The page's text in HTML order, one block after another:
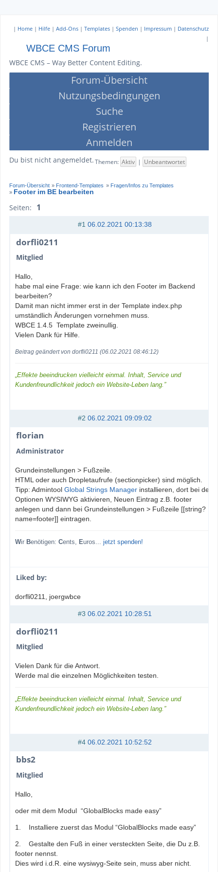
| Home | Hilfe | Add-Ons | Templates | Spenden | Impressum | Datenschutz
|
WBCE CMS Forum
WBCE CMS – Way Better Content Editing.
Forum-Übersicht
Nutzungsbedingungen
Suche
Registrieren
Anmelden
Du bist nicht angemeldet. Themen: Aktiv | Unbeantwortet
Forum-Übersicht » Frontend-Templates » Fragen/Infos zu Templates
» Footer im BE bearbeiten
Seiten: 1
#1 06.02.2021 00:13:38
dorfli0211
Mitglied
Hallo,
habe mal eine Frage: wie kann ich den Footer im Backend
bearbeiten?
Damit man nicht immer erst in der Template index.php
umständlich Änderungen vornehmen muss.
WBCE 1.4.5 Template zweinullig.
Vielen Dank für Hilfe.
Beitrag geändert von dorfli0211 (06.02.2021 08:46:12)
„Effekte beeindrucken vielleicht einmal. Inhalt, Service und
Kundenfreundlichkeit jedoch ein Website-Leben lang.”
#2 06.02.2021 09:09:02
florian
Administrator
Grundeinstellungen > Fußzeile.
HTML oder auch Dropletaufrufe (sectionpicker) sind möglich.
Tipp: Admintool Global Strings Manager installieren, dort bei den
Optionen WYSIWYG aktivieren, Neuen Eintrag z.B. footer
anlegen und dann bei Grundeinstellungen > Fußzeile [[string?
name=footer]] eintragen.
Wir Benötigen: Cents, Euros... jetzt spenden!
Liked by:
dorfli0211, joergwbce
#3 06.02.2021 10:28:51
dorfli0211
Mitglied
Vielen Dank für die Antwort.
Werde mal die einzelnen Möglichkeiten testen.
„Effekte beeindrucken vielleicht einmal. Inhalt, Service und
Kundenfreundlichkeit jedoch ein Website-Leben lang.”
#4 06.02.2021 10:52:52
bbs2
Mitglied
Hallo,
oder mit dem Modul “GlobalBlocks made easy”
1. Installiere zuerst das Modul “GlobalBlocks made easy”
2. Gestalte den Fuß in einer versteckten Seite, die Du z.B.
footer nennst.
Dies wird i.d.R. eine wysiwyg-Seite sein, muss aber nicht.